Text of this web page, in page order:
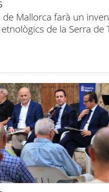
de Mallorca farà un
de la Serra de